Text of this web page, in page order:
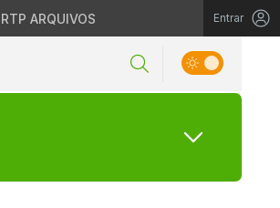
RTP ARQUIVOS Entrar